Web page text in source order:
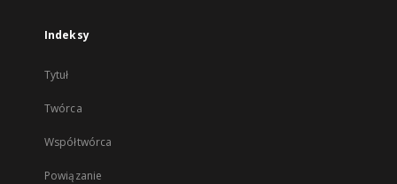
Indeksy
Tytuł
Twórca
Współtwórca
Powiązanie